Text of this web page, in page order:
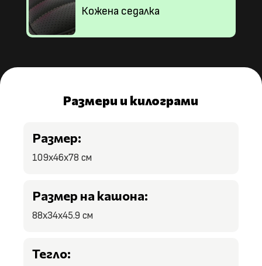
Кожена седалка
Размери и килограми
Размер:
109x46x78 см
Размер на кашона:
88x34x45.9 см
Тегло: